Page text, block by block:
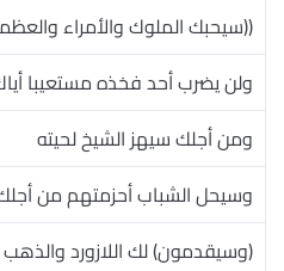
((سيحبك الملوك والأمراء
ولن يضرب أحد فخذه مستعيبا
ومن أجلك سيهز الشيخ لحيته
وسيحل الشباب أحزمتهم من
(وسيقدمون) لك اللازورد